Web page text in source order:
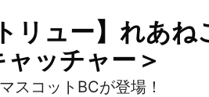
リュー】れあ
ッチャー＞
スコットBCが登場！